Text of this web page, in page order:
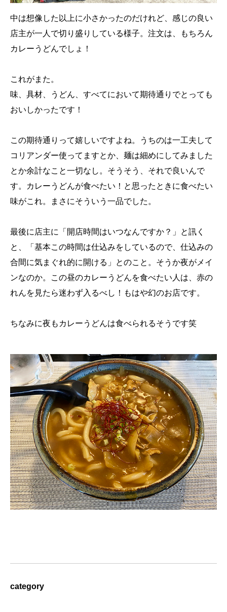
中は想像した以上に小さかったのだけれど、感じの良い
店主が一人で切り盛りしている様子。注文は、もちろん
カレーうどんでしょ！
これがまた。
味、具材、うどん、すべてにおいて期待通りでとっても
おいしかったです！
この期待通りって嬉しいですよね。うちのは一工夫して
コリアンダー使ってますとか、麺は細めにしてみました
とか余計なこと一切なし。そうそう、それで良いんで
す。カレーうどんが食べたい！と思ったときに食べたい
味がこれ。まさにそういう一品でした。
最後に店主に「開店時間はいつなんですか？」と訊く
と、「基本この時間は仕込みをしているので、仕込みの
合間に気まぐれ的に開ける」とのこと。そうか夜がメイ
ンなのか。この昼のカレーうどんを食べたい人は、赤の
れんを見たら迷わず入るべし！もはや幻のお店です。
ちなみに夜もカレーうどんは食べられるそうです笑
category